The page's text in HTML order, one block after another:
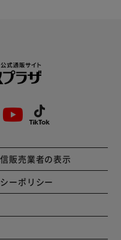
販売業者の表示
ーポリシー